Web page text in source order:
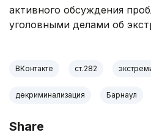
активного обсуждения
уголовными делами об
ВКонтакте ст.282
декриминализация Барнаул
Share